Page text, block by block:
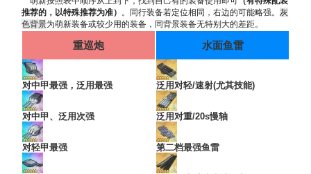
推荐的，以特殊推荐为准）
。同行装备若定位相同，右边的可能略强。 灰
色背景为萌新装备或较少用的装备，同背景装备无特别大的差距。
重巡炮
对中甲最强，泛用最强
对中甲、泛用次强
对轻甲最强
水面鱼雷
泛用对轻/速射(尤其技能)
泛用对重/20s慢轴
第二档最强鱼雷